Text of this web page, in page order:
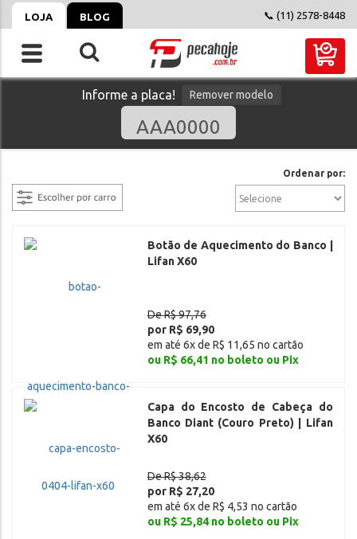
LOJA BLOG 📞 (11) 2578-8448
Informe a placa! Remover modelo
Ordenar por:
Botão de Aquecimento do Banco |
Lifan X60
De R$ 97,76
por R$ 69,90
em até 6x de R$ 11,65 no cartão
ou R$ 66,41 no boleto ou Pix
Capa do Encosto de Cabeça do
Banco Diant (Couro Preto) | Lifan
X60
De R$ 38,62
por R$ 27,20
em até 6x de R$ 4,53 no cartão
ou R$ 25,84 no boleto ou Pix